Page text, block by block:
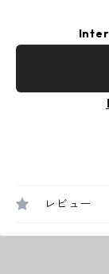
レビュー